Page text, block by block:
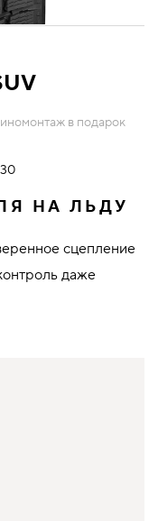
в подарок
НА ЛЬДУ
сцепление
даже